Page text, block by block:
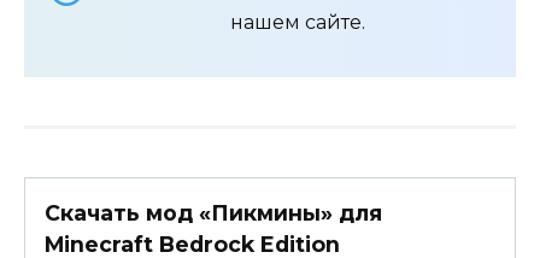
нашем сайте.
Скачать мод «Пикмины» для
Minecraft Bedrock Edition